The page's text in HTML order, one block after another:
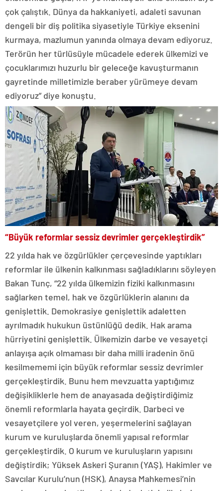
çok çalıştık. Dünya da hakkaniyeti, adaleti savunan
dengeli bir diş politika siyasetiyle Türkiye eksenini
kurmaya, mazlumun yanında olmaya devam ediyoruz.
Terörün her türlüsüyle mücadele ederek ülkemizi ve
çocuklarımızı huzurlu bir geleceğe kavuşturmanın
gayretinde milletimizle beraber yürümeye devam
ediyoruz” diye konuştu.
“Büyük reformlar sessiz devrimler gerçekleştirdik”
22 yılda hak ve özgürlükler çerçevesinde yaptıkları
reformlar ile ülkenin kalkınması sağladıklarını söyleyen
Bakan Tunç, “22 yılda ülkemizin fiziki kalkınmasını
sağlarken temel, hak ve özgürlüklerin alanını da
genişlettik. Demokrasiye genişlettik adaletten
ayrılmadık hukukun üstünlüğü dedik. Hak arama
hürriyetini genişlettik. Ülkemizin darbe ve vesayetçi
anlayışa açık olmaması bir daha milli iradenin önü
kesilmememi için büyük reformlar sessiz devrimler
gerçekleştirdik. Bunu hem mevzuatta yaptığımız
değişikliklerle hem de anayasada değiştirdiğimiz
önemli reformlarla hayata geçirdik. Darbeci ve
vesayetçilere yol veren, yeşermelerini sağlayan
kurum ve kuruluşlarda önemli yapısal reformlar
gerçekleştirdik. O kurum ve kuruluşların yapısını
değiştirdik; Yüksek Askeri Şuranın (YAŞ), Hakimler ve
Savcılar Kurulu’nun (HSK), Anaysa Mahkemesi’nin